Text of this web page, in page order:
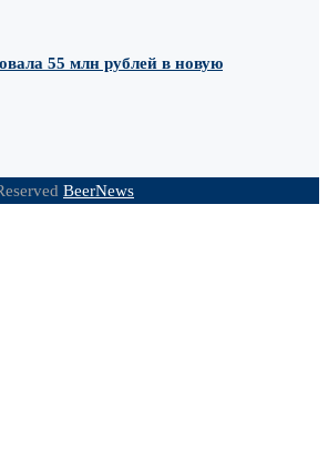
55 млн рублей в новую
BeerNews